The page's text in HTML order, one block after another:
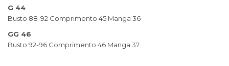
G 44
Busto 88-92 Comprimento 45 Manga 36
GG 46
Busto 92-96 Comprimento 46 Manga 37